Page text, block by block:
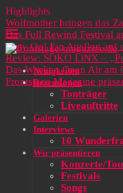
Highlights
Wolfmother bringen das
Das Full Rewind Festival
Party On! Ein Ausflug auf
Review: SOKO LiNX –
Das Wacken Open Air am
Frontstage Magazine
Neuigkeiten
Rezensionen
Tonträger
Liveauftritte
Galerien
Interviews
10
Wir präsentieren
Konzerte/
Festivals
Songs